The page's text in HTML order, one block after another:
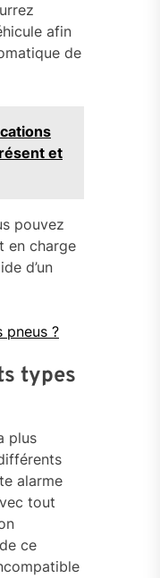
afin
de
et
pouvez
en charge
d’un
pneus ?
types
plus
alarme
tout
ce